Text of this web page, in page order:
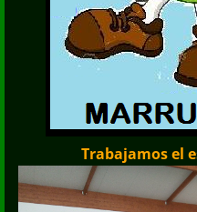
Trabajamos el